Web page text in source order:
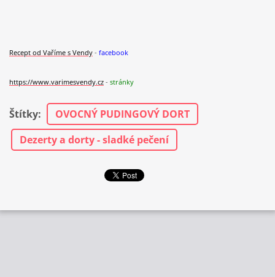
Recept od Vaříme s Vendy - facebook
https://www.varimesvendy.cz - stránky
Štítky:
OVOCNÝ PUDINGOVÝ DORT
Dezerty a dorty - sladké pečení